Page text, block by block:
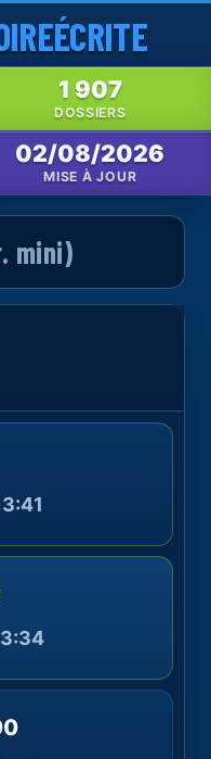
ÉCRITE
1 907
DOSSIERS
02/08/2026
MISE À JOUR